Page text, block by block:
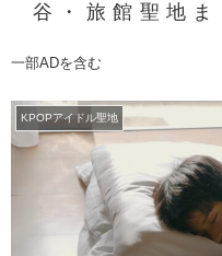
谷・旅館聖地ま
一部ADを含む
KPOPアイドル聖地